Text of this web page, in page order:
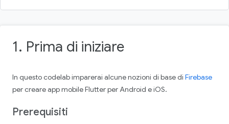
2. recupera il codice campione
1. Prima di iniziare
In questo codelab imparerai alcune nozioni di base di Firebase
per creare app mobile Flutter per Android e iOS.
Prerequisiti